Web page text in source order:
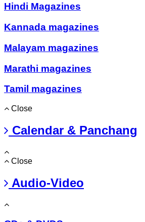
Hindi Magazines
Kannada magazines
Malayam magazines
Marathi magazines
Tamil magazines
Close
Calendar & Panchang
Close
Audio-Video